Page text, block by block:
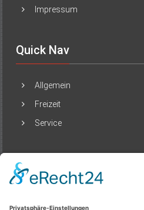
Impressum
Quick Nav
Allgemein
Freizeit
Service
Beliebte Beiträge